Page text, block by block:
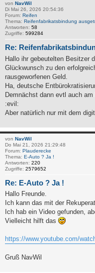
von NavWil
Di Mai 26, 2026 20:54:36
Forum: Reifen
Thema: Reifenfabrikatsbindung
Antworten: 58
Zugriffe: 599284
Re:
Hallo ihr gebeutelten Besitzer
Glückwunsch zu den
rausgeworfenen Geld.
Ha, deutsche
Demnächst dann evtl auch
:evil:
Aber natürlich nur mit dem
von NavWil
Do Mai 21, 2026 21:29:48
Forum: Plauderecke
Thema: E-Auto ? Ja !
Antworten: 220
Zugriffe: 2579652
Re: E-Auto ? Ja !
Hallo Freunde.
Ich kann das mit der
Ich hab ein Video gefunden,
Vielleicht hilft das
https://www.youtube.com/
Gruß NavWil